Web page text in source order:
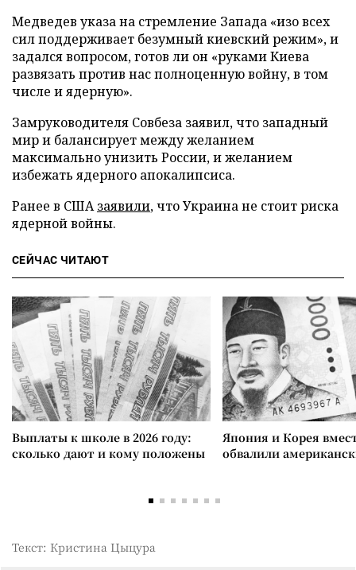
Медведев указа на стремление Запада «изо всех
сил поддерживает безумный киевский режим», и
задался вопросом, готов ли он «руками Киева
развязать против нас полноценную войну, в том
числе и ядерную».
Замруководителя Совбеза заявил, что западный
мир и балансирует между желанием
максимально унизить России, и желанием
избежать ядерного апокалипсиса.
Ранее в СШАзаявили, что Украина не стоит риска
ядерной войны.
СЕЙЧАС ЧИТАЮТ
Выплаты к школе в 2026 году:
сколько дают и кому положены
Япония и Корея
обвалили
Текст: Кристина Цыцура